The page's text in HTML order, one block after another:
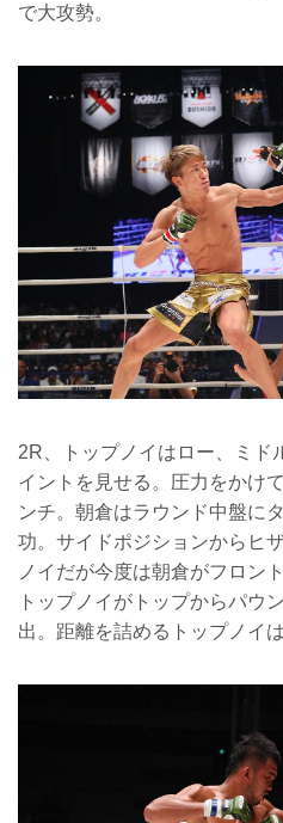
で大攻勢。
2R、トップノイはロー、ミド
イントを見せる。圧力をかけ
ンチ。朝倉はラウンド中盤に
功。サイドポジションからヒ
ノイだが今度は朝倉がフロン
トップノイがトップからパウ
出。距離を詰めるトップノイ